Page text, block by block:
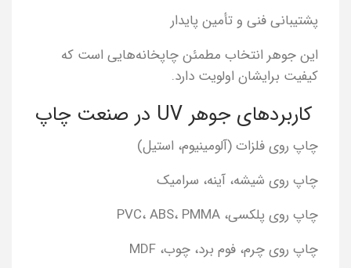
پشتیبانی فنی و تأمین پایدار
این جوهر انتخاب مطمئن چاپخانه‌هایی است که
کیفیت برایشان اولویت دارد.
کاربردهای جوهر UV در صنعت چاپ
چاپ روی فلزات (آلومینیوم، استیل)
چاپ روی شیشه، آینه، سرامیک
چاپ روی پلکسی، PVC، ABS، PMMA
چاپ روی چرم، فوم برد، چوب، MDF